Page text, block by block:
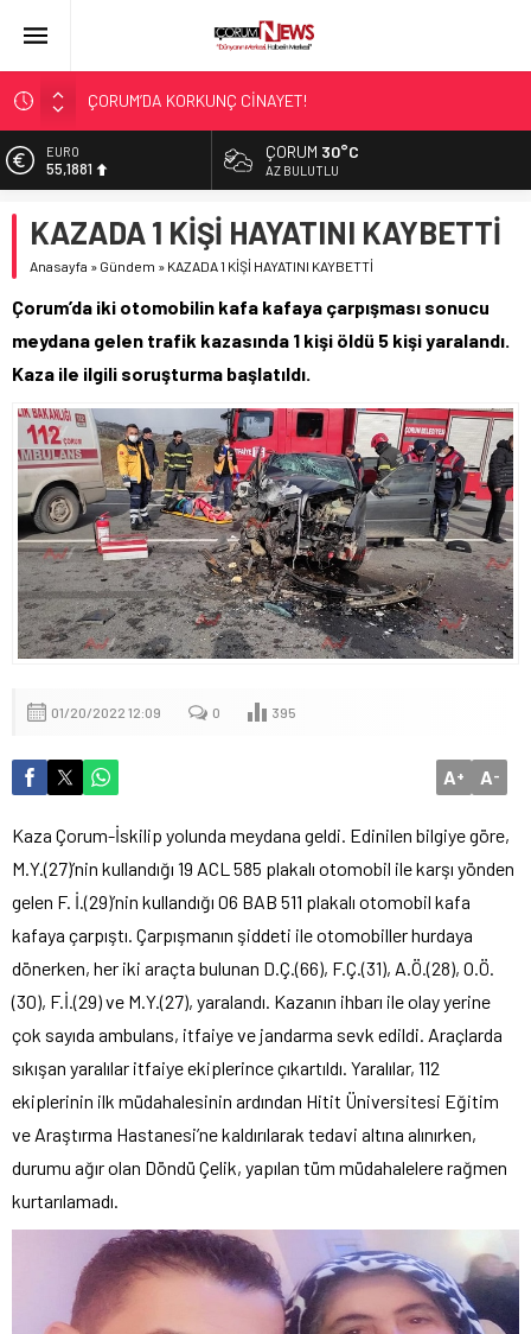
ÇORUM’DA KORKUNÇ CİNAYET!
ASLAN, CUMHURBAŞKANI BAŞDANIŞMANI OLDU
SIR PERDESİ ÇÖZÜLDÜ!
ÇATIDAN DÜŞTÜ!
EURO
55,1881
6.660,55
BİST
47,7111
ÇORUM 30°C
AZ BULUTLU
KAZADA 1 KİŞİ HAYATINI KAYBETTİ
Anasayfa » Gündem » KAZADA 1 KİŞİ HAYATINI KAYBETTİ
Çorum’da iki otomobilin kafa kafaya çarpışması sonucu
meydana gelen trafik kazasında 1 kişi öldü 5 kişi yaralandı.
Kaza ile ilgili soruşturma başlatıldı.
01/20/2022 12:09 0 395
A+ A-
Kaza Çorum-İskilip yolunda meydana geldi. Edinilen bilgiye göre,
M.Y.(27)’nin kullandığı 19 ACL 585 plakalı otomobil ile karşı yönden
gelen F. İ.(29)’nin kullandığı 06 BAB 511 plakalı otomobil kafa
kafaya çarpıştı. Çarpışmanın şiddeti ile otomobiller hurdaya
dönerken, her iki araçta bulunan D.Ç.(66), F.Ç.(31), A.Ö.(28), O.Ö.
(30), F.İ.(29) ve M.Y.(27), yaralandı. Kazanın ihbarı ile olay yerine
çok sayıda ambulans, itfaiye ve jandarma sevk edildi. Araçlarda
sıkışan yaralılar itfaiye ekiplerince çıkartıldı. Yaralılar, 112
ekiplerinin ilk müdahalesinin ardından Hitit Üniversitesi Eğitim
ve Araştırma Hastanesi’ne kaldırılarak tedavi altına alınırken,
durumu ağır olan Döndü Çelik, yapılan tüm müdahalelere rağmen
kurtarılamadı.